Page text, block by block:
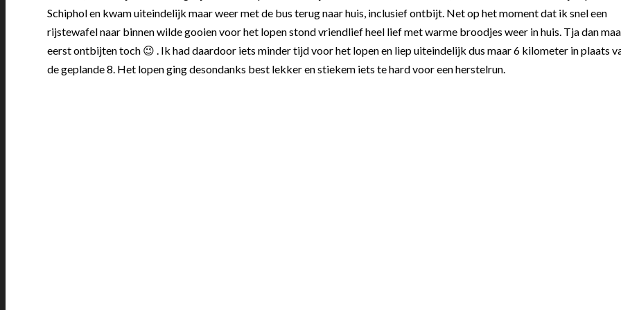
Schiphol en kwam uiteindelijk maar weer met de bus terug naar huis, inclusief ontbijt. Net op het moment dat ik snel een
rijstewafel naar binnen wilde gooien voor het lopen stond vriendlief heel lief met warme broodjes weer in huis. Tja dan
eerst ontbijten toch 😉 . Ik had daardoor iets minder tijd voor het lopen en liep uiteindelijk dus maar 6 kilometer in plaats
de geplande 8. Het lopen ging desondanks best lekker en stiekem iets te hard voor een herstelrun.